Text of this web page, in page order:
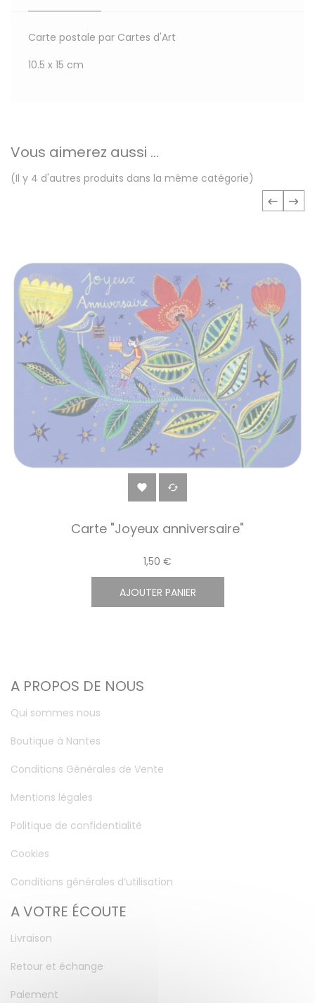
Carte postale par Cartes d'Art
10.5 x 15 cm
Vous aimerez aussi ...
(Il y 4 d'autres produits dans la même catégorie)
 
Carte "Joyeux anniversaire"
1,50 €
AJOUTER PANIER
A PROPOS DE NOUS
Qui sommes nous
Boutique à Nantes
Conditions Générales de Vente
Mentions légales
Politique de confidentialité
Cookies
Conditions générales d’utilisation
A VOTRE ÉCOUTE
Livraison
Retour et échange
Paiement